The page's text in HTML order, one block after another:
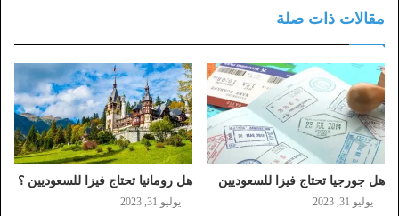
مقالات ذات صلة
هل جورجيا تحتاج فيزا للسعوديين
يوليو 31, 2023
هل رومانيا تحتاج فيزا للسعوديين ؟
يوليو 31, 2023